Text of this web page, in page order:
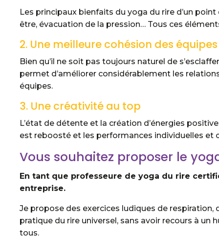
Les principaux bienfaits du yoga du rire d’un
être, évacuation de la pression… Tous ces
2. Une meilleure cohésion des équipes
Bien qu’il ne soit pas toujours naturel de
permet d’améliorer considérablement les
équipes.
3. Une créativité au top
L’état de détente et la création d’énergies
est reboosté et les performances individuelles et
Vous souhaitez proposer le
En tant que professeure de yoga du rire
entreprise.
Je propose des exercices ludiques de
pratique du rire universel, sans avoir recours à un
tous.